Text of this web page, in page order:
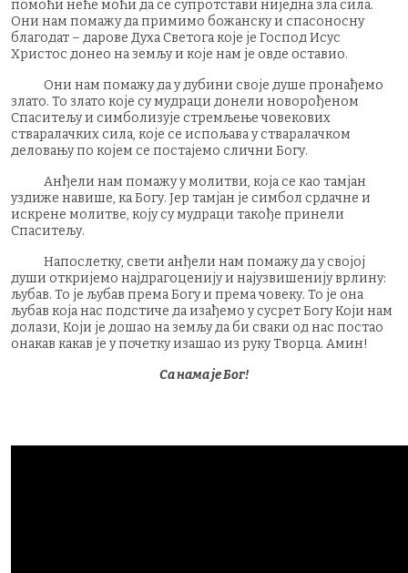
помоћи неће моћи да се супротстави ниједна зла сила.
Они нам помажу да примимо божанску и спасоносну
благодат – дарове Духа Светога које је Господ Исус
Христос донео на земљу и које нам је овде оставио.
Они нам помажу да у дубини своје душе пронађемо
злато. То злато које су мудраци донели новорођеном
Спаситељу и симболизује стремљење човекових
стваралачких сила, које се испољава у стваралачком
деловању по којем се постајемо слични Богу.
Анђели нам помажу у молитви, која се као тамјан
уздиже навише, ка Богу. Јер тамјан је симбол срдачне и
искрене молитве, коју су мудраци такође принели
Спаситељу.
Напослетку, свети анђели нам помажу да у својој
души откријемо најдрагоценију и најузвишенију врлину:
љубав. То је љубав према Богу и према човеку. То је она
љубав која нас подстиче да изађемо у сусрет Богу Који нам
долази, Који је дошао на земљу да би сваки од нас постао
онакав какав је у почетку изашао из руку Творца. Амин!
Са нама је Бог!